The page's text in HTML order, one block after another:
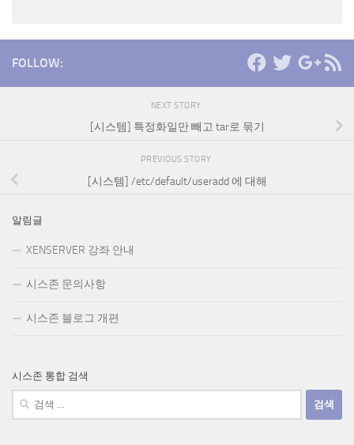
FOLLOW:
NEXT STORY
[시스템] 특정화일만 빼고 tar로 묶기
PREVIOUS STORY
[시스템] /etc/default/useradd 에 대해
알림글
XENSERVER 강좌 안내
시스존 문의사항
시스존 블로그 개편
시스존 통합 검색
검